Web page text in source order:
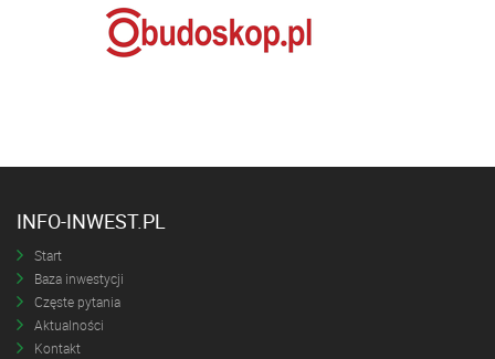
INFO-INWEST.PL
Start
Baza inwestycji
Częste pytania
Aktualności
Kontakt